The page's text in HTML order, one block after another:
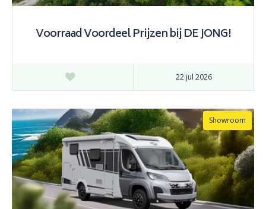
Voorraad Voordeel Prijzen bij DE JONG!
22 jul 2026
Showroom